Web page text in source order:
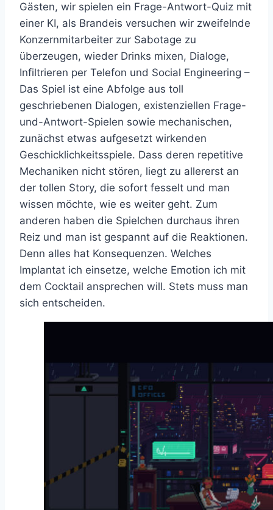
Gästen, wir spielen ein Frage-Antwort-Quiz mit
einer KI, als Brandeis versuchen wir zweifelnde
Konzernmitarbeiter zur Sabotage zu
überzeugen, wieder Drinks mixen, Dialoge,
Infiltrieren per Telefon und Social Engineering –
Das Spiel ist eine Abfolge aus toll
geschriebenen Dialogen, existenziellen Frage-
und-Antwort-Spielen sowie mechanischen,
zunächst etwas aufgesetzt wirkenden
Geschicklichkeitsspiele. Dass deren repetitive
Mechaniken nicht stören, liegt zu allererst an
der tollen Story, die sofort fesselt und man
wissen möchte, wie es weiter geht. Zum
anderen haben die Spielchen durchaus ihren
Reiz und man ist gespannt auf die Reaktionen.
Denn alles hat Konsequenzen. Welches
Implantat ich einsetze, welche Emotion ich mit
dem Cocktail ansprechen will. Stets muss man
sich entscheiden.